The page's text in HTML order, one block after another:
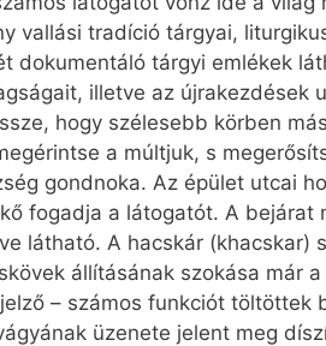
vallási tradíció tárgyai,
dokumentáló tárgyi emlékek
illetve az újrakezdések
hogy szélesebb körben
a múltjuk, s
gondnoka. Az épület utcai
fogadja a látogatót. A
látható. A hacskár
állításának szokása már
– számos funkciót
üzenete jelent meg